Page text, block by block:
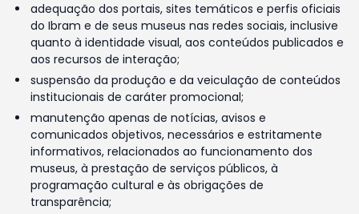
adequação dos portais, sites temáticos e perfis oficiais
do Ibram e de seus museus nas redes sociais, inclusive
quanto à identidade visual, aos conteúdos publicados e
aos recursos de interação;
suspensão da produção e da veiculação de conteúdos
institucionais de caráter promocional;
manutenção apenas de notícias, avisos e
comunicados objetivos, necessários e estritamente
informativos, relacionados ao funcionamento dos
museus, à prestação de serviços públicos, à
programação cultural e às obrigações de
transparência;